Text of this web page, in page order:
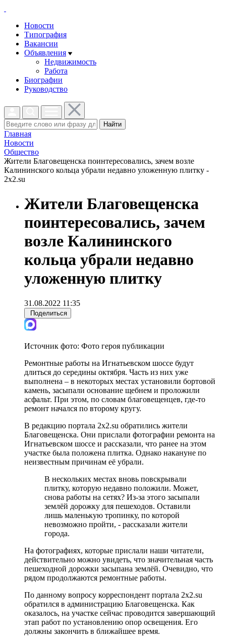
Новости
Типография
Вакансии
Объявления
Недвижимость
Работа
Биографии
Руководство
Найти
Главная
Новости
Общество
Жители Благовещенска поинтересовались, зачем возле
Калининского кольца убрали недавно уложенную плитку -
2x2.su
Жители Благовещенска
поинтересовались, зачем
возле Калининского
кольца убрали недавно
уложенную плитку
31.08.2022 11:35
Поделиться
Источник фото: Фото героя публикации
Ремонтные работы на Игнатьевском шоссе будут
длиться до середины октября. Часть из них уже
выполнена – в некоторых местах установили бортовой
камень, засыпали основание щебнем и проложили
асфальт. При этом, по словам благовещенцев, где-то
ремонт начался по второму кругу.
В редакцию портала 2x2.su обратились жители
Благовещенска. Они прислали фотографии ремонта на
Игнатьевском шоссе и рассказали, что ранее на этом
участке была положена плитка. Однако накануне по
неизвестным причинам её убрали.
В нескольких местах вновь повскрывали
плитку, которую недавно положили. Может,
снова работы на сетях? Из-за этого засыпали
землёй дорожку для пешеходов. Оставили
лишь маленькую тропинку, по которой
невозможно пройти, - рассказали жители
города.
На фотографиях, которые прислали наши читатели,
действительно можно увидеть, что значительная часть
пешеходной дорожки засыпана землёй. Очевидно, что
рядом продолжаются ремонтные работы.
По данному вопросу корреспондент портала 2x2.su
обратился в администрацию Благовещенска. Как
оказалось, на участке сейчас проводится завершающий
этап работ по установлению опор освещения. Его
должны закончить в ближайшее время.